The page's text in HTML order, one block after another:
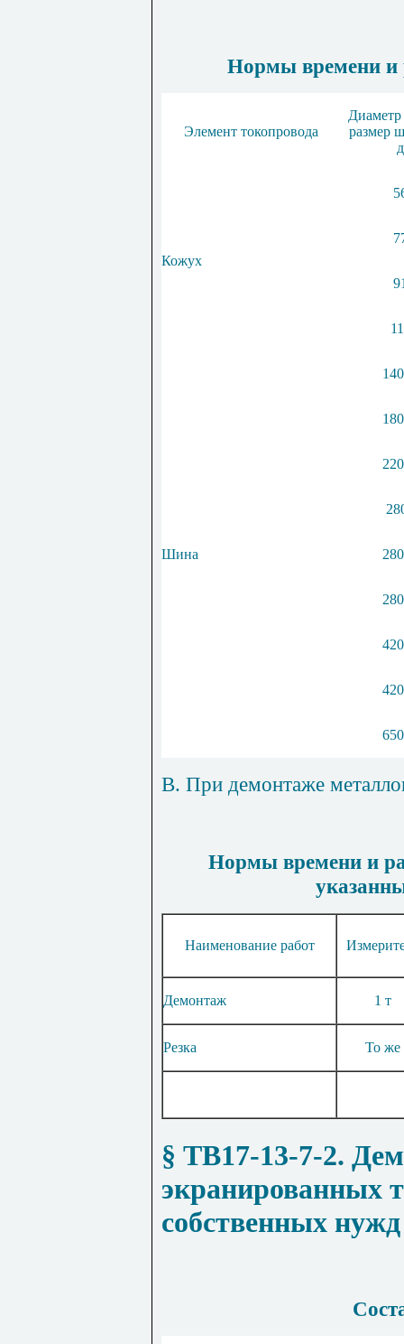
Нормы времени и
Элемент токопровода
Диаметр
размер
Кожух
Шина
140
180
220
280
280
420
420
650
В. При демонтаже
Нормы времени и
Наименование работ
Демонтаж 1 т
Резка То же
§ ТВ17-13-7-2.
экранированных
собственных нужд